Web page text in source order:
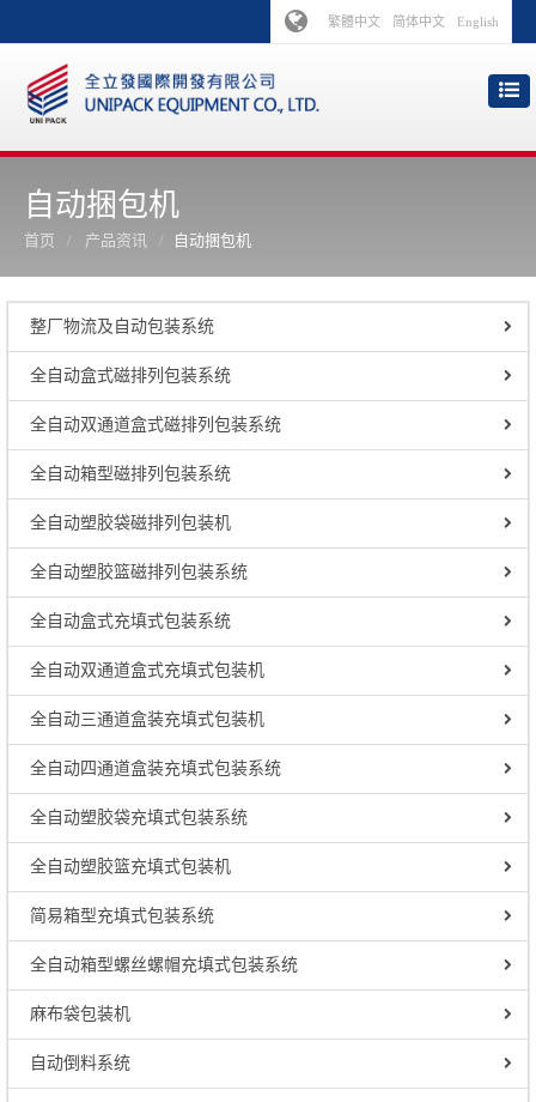
繁體中文 简体中文 English
自动捆包机
首页 产品资讯 自动捆包机
整厂物流及自动包装系统
全自动盒式磁排列包装系统
全自动双通道盒式磁排列包装系统
全自动箱型磁排列包装系统
全自动塑胶袋磁排列包装机
全自动塑胶篮磁排列包装系统
全自动盒式充填式包装系统
全自动双通道盒式充填式包装机
全自动三通道盒装充填式包装机
全自动四通道盒装充填式包装系统
全自动塑胶袋充填式包装系统
全自动塑胶篮充填式包装机
简易箱型充填式包装系统
全自动箱型螺丝螺帽充填式包装系统
麻布袋包装机
自动倒料系统